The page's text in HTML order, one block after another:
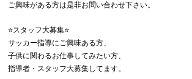
ご興味がある方は是非お問い合わせ下さい。
⭐️スタッフ大募集⭐️
サッカー指導にご興味ある方、
子供に関わるお仕事してみたい方、
指導者・スタッフ大募集してます。